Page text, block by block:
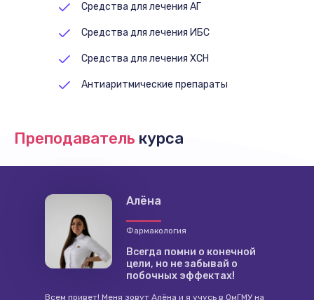
Средства для лечения АГ
Средства для лечения ИБС
Средства для лечения ХСН
Антиаритмические препараты
Преподаватель курса
Алёна
Фармакология
Всегда помни о конечной
цели, но не забывай о
побочных эффектах!
Всем привет! Меня зовут Алёна и я учусь в ОмГМУ на